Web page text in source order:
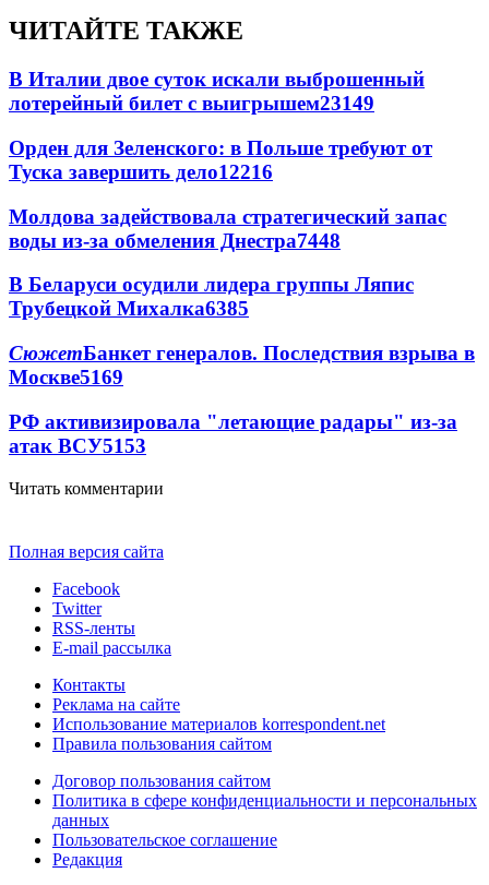
ЧИТАЙТЕ ТАКЖЕ
В Италии двое суток искали выброшенный
лотерейный билет с выигрышем23149
Орден для Зеленского: в Польше требуют от
Туска завершить дело12216
Молдова задействовала стратегический запас
воды из-за обмеления Днестра7448
В Беларуси осудили лидера группы Ляпис
Трубецкой Михалка6385
СюжетБанкет генералов. Последствия взрыва в
Москве5169
РФ активизировала "летающие радары" из-за
атак ВСУ5153
Читать комментарии
Полная версия сайта
Facebook
Twitter
RSS-ленты
E-mail рассылка
Контакты
Реклама на сайте
Использование материалов korrespondent.net
Правила пользования сайтом
Договор пользования сайтом
Политика в сфере конфиденциальности и персональных
данных
Пользовательское соглашение
Редакция